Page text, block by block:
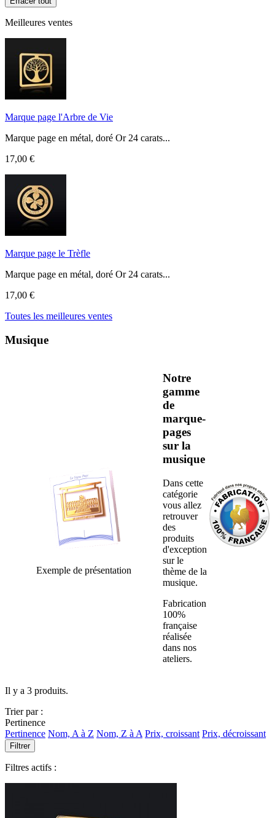
Meilleures ventes
Marque page l'Arbre de Vie
Marque page en métal, doré Or 24 carats...
17,00 €
Marque page le Trèfle
Marque page en métal, doré Or 24 carats...
17,00 €
Toutes les meilleures ventes
Musique
Exemple de présentation
Notre
gamme
de
marque-
pages
sur la
musique
Dans cette
catégorie
vous allez
retrouver
des
produits
d'exception
sur le
thème de la
musique.
Fabrication
100%
française
réalisée
dans nos
ateliers.
Il y a 3 produits.
Trier par :
Pertinence
Pertinence Nom, A à Z Nom, Z à A Prix, croissant Prix, décroissant
Filtrer
Filtres actifs :